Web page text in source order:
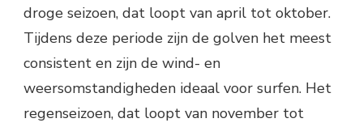
droge seizoen, dat loopt van april tot oktober.
Tijdens deze periode zijn de golven het meest
consistent en zijn de wind- en
weersomstandigheden ideaal voor surfen. Het
regenseizoen, dat loopt van november tot